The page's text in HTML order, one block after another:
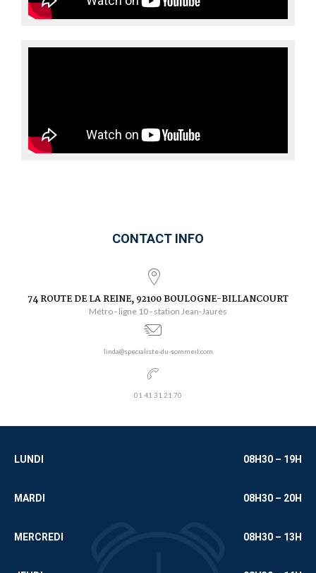
CONTACT INFO
74 ROUTE DE LA REINE, 92100 BOULOGNE-BILLANCOURT
Métro - ligne 10 - station Jean-Jaurès
linda@specialiste-du-sommeil.com
01 41 31 21 70
LUNDI 08H30 – 19H
MARDI 08H30 – 20H
MERCREDI 08H30 – 13H